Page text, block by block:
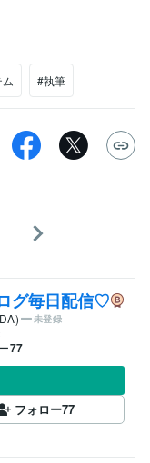
#執筆
グ毎日配信♡
未登録
77
フォロー77